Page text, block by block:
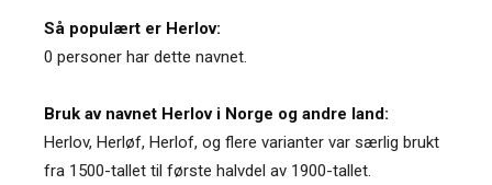
Så populært er Herlov:
0 personer har dette navnet.
Bruk av navnet Herlov i Norge og andre land:
Herlov, Herløf, Herlof, og flere varianter var særlig brukt
fra 1500-tallet til første halvdel av 1900-tallet.